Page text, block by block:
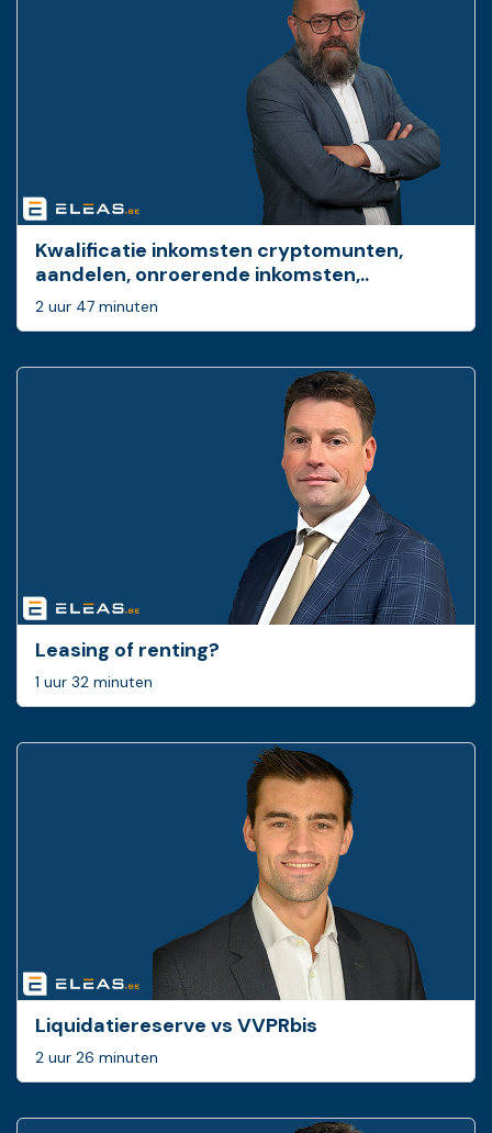
Kwalificatie inkomsten cryptomunten,
aandelen, onroerende inkomsten,..
2 uur 47 minuten
Leasing of renting?
1 uur 32 minuten
Liquidatiereserve vs VVPRbis
2 uur 26 minuten